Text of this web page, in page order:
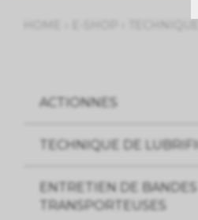
ACTIONNES
TECHNIQUE DE
ENTRETIEN DE BANDES
TRANSPORTEUSES